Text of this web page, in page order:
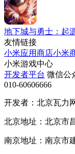
地下城与勇士：起
友情链接
小米应用商店小米
小米游戏中心
开发者平台 微信公
010-60606666
开发者：北京瓦力
北京地址：北京市
南京地址：南京市